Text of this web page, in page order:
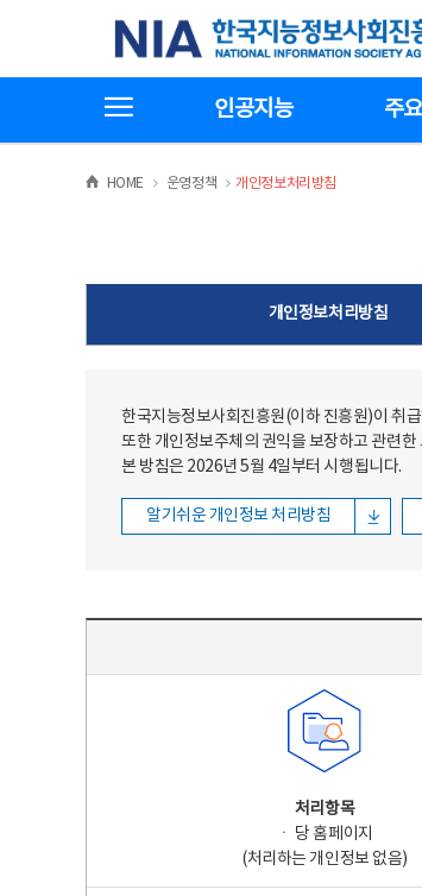
한국지능정보사회진흥원
인공지능 주
HOME >운영정책 >
개인정보처리방침
개인정보처리방침
한국지능정보사회진흥원(이하 진흥원)이 취
또한 개인정보주체의 권익을 보장하고 관련
본 방침은 2026년 5월 4일부터 시행됩니다.
알기쉬운 개인정보 처리방침
처리항목
ㆍ 당 홈페이지
(처리하는 개인정보 없음)